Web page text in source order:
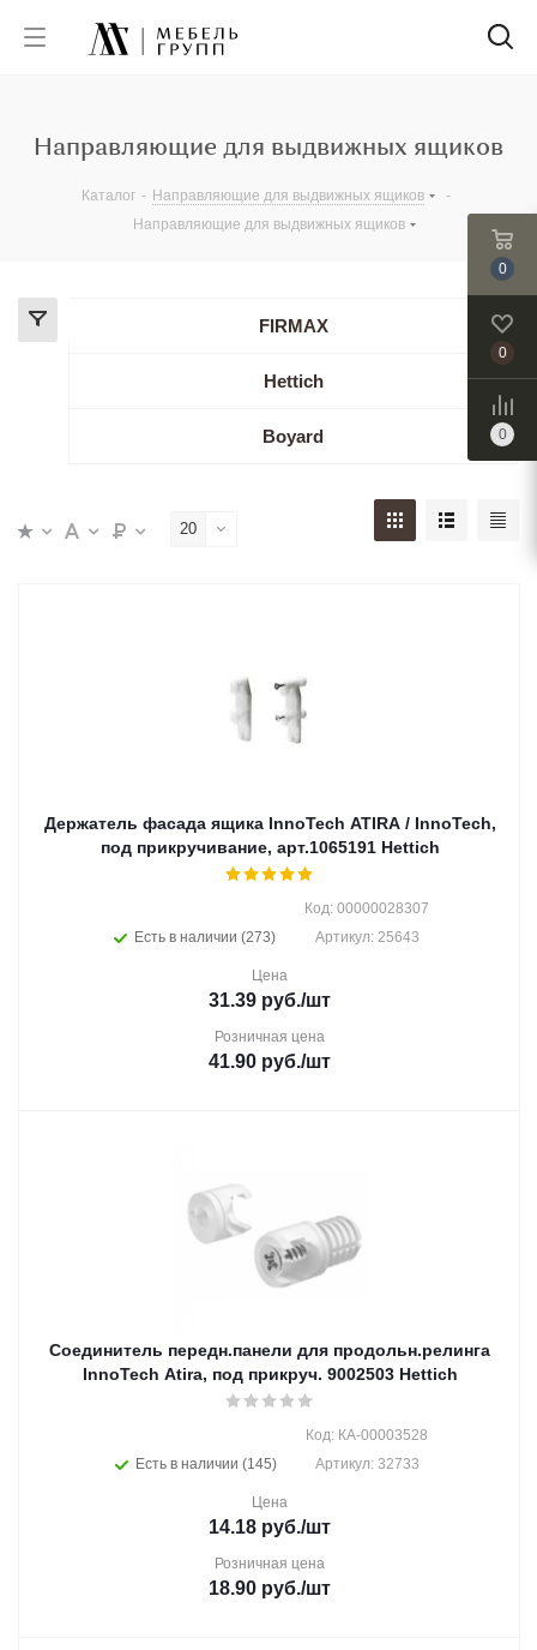
Направляющие для выдвижных ящиков
Каталог - Направляющие для выдвижных ящиков
-
Направляющие для выдвижных ящиков
FIRMAX
Hettich
Boyard
20
Держатель фасада ящика InnoTech ATIRA / InnoTech,
под прикручивание, арт.1065191 Hettich
Есть в наличии (273)
Код: 00000028307
Артикул: 25643
Цена
31.39 руб./шт
Розничная цена
41.90 руб./шт
Соединитель передн.панели для продольн.релинга
InnoTech Atira, под прикруч. 9002503 Hettich
Есть в наличии (145)
Код: КА-00003528
Артикул: 32733
Цена
14.18 руб./шт
Розничная цена
18.90 руб./шт
0
0
0